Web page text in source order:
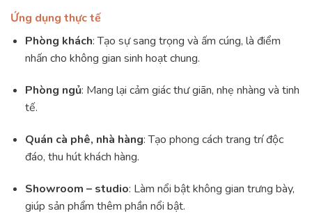
Ứng dụng thực tế
Phòng khách: Tạo sự sang trọng và ấm cúng, là điểm
nhấn cho không gian sinh hoạt chung.
Phòng ngủ: Mang lại cảm giác thư giãn, nhẹ nhàng và tinh
tế.
Quán cà phê, nhà hàng: Tạo phong cách trang trí độc
đáo, thu hút khách hàng.
Showroom – studio: Làm nổi bật không gian trưng bày,
giúp sản phẩm thêm phần nổi bật.